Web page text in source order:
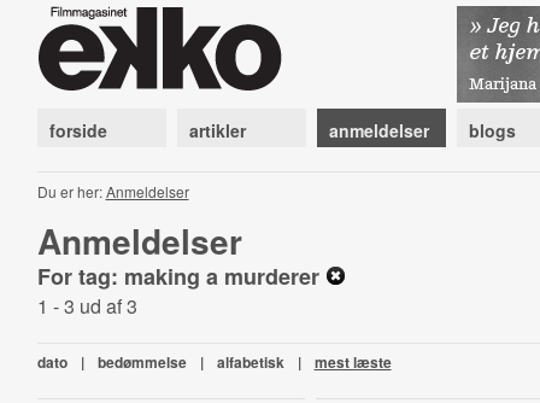
forside artikler anmeldelser blogs
Du er her:Anmeldelser
Anmeldelser
For tag: making a murderer
1 - 3 ud af 3
dato | bedømmelse | alfabetisk | mest læste